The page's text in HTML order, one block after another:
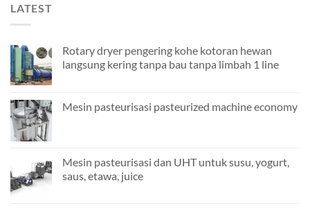
LATEST
Rotary dryer pengering kohe kotoran hewan
langsung kering tanpa bau tanpa limbah 1 line
Mesin pasteurisasi pasteurized machine economy
Mesin pasteurisasi dan UHT untuk susu, yogurt,
saus, etawa, juice